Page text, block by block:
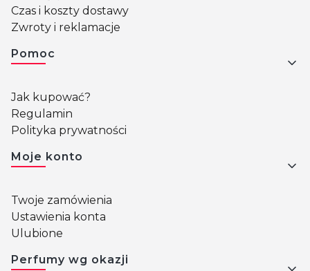
Czas i koszty dostawy
Zwroty i reklamacje
Pomoc
Jak kupować?
Regulamin
Polityka prywatności
Moje konto
Twoje zamówienia
Ustawienia konta
Ulubione
Perfumy wg okazji